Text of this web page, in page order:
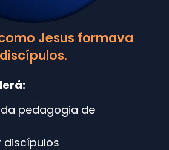
Jesus formava
discípulos.
pedagogia de